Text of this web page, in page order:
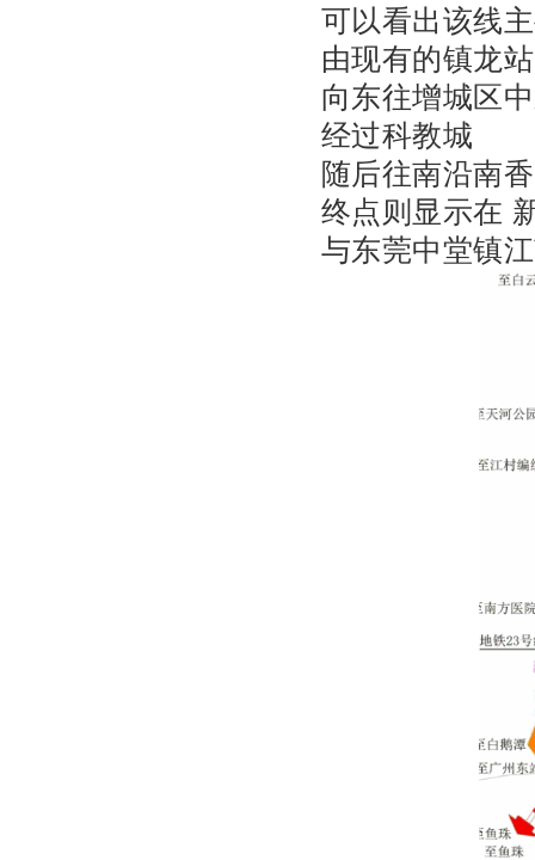
可以看出该线
由现有的镇龙
向东往增城区
经过科教城
随后往南沿南
终点则显示在
与东莞中堂镇